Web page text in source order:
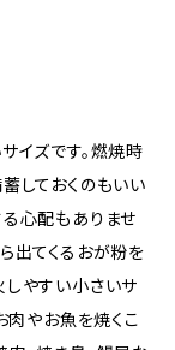
イズです。燃焼時
しておくのもいい
心配もありませ
出てくるおが粉を
やすい小さいサ
肉やお魚を焼くこ